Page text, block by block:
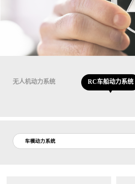
无人机动力系统 RC车船动力系统
车模动力系统